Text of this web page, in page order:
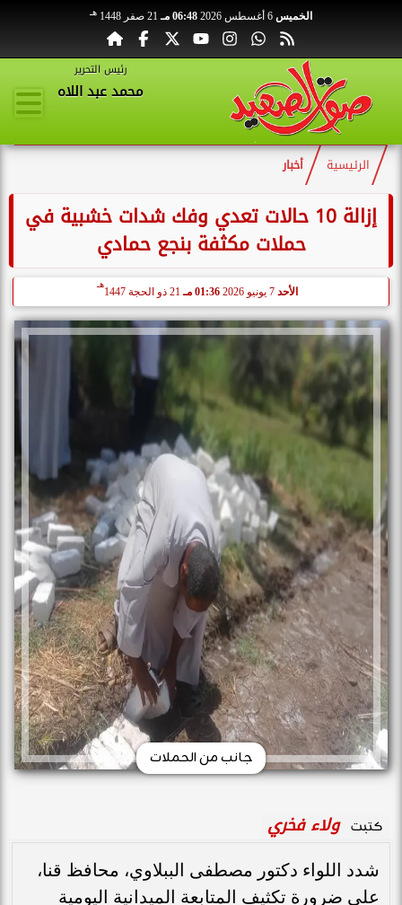
الخميس 06:48 مـ 21 صفر 1448 هـ
رئيس التحرير
محمد عبد اللاه
الرئيسية أخبار
إزالة 10 حالات تعدي وفك شدات خشبية في
حملات مكثفة بنجع حمادي
الأحد 01:36 مـ 21 ذو الحجة 1447
هـ
جانب من الحملات
كتبت ولاء فخري
شدد اللواء دكتور مصطفى الببلاوي، محافظ قنا،
على ضرورة تكثيف المتابعة الميدانية اليومية